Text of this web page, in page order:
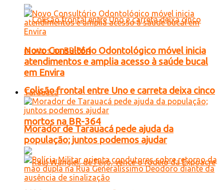
Colisão frontal entre Uno e carreta deixa cinco
mortos na BR-364
Novo Consultório Odontológico móvel inicia
atendimentos e amplia acesso à saúde bucal
em Envira
Tarauacá
Morador de Tarauacá pede ajuda da
população; juntos podemos ajudar